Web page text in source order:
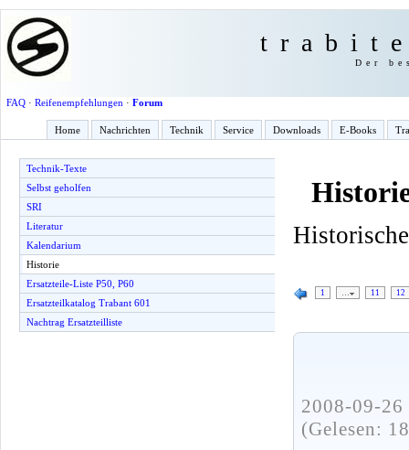
Der
FAQ· Reifenempfehlungen · Forum
Home Nachrichten Technik Service Downloads E-Books
Technik-Texte
Selbst geholfen
SRI
Literatur
Kalendarium
Historie
Ersatzteile-Liste P50, P60
Ersatzteilkatalog Trabant 601
Nachtrag Ersatzteilliste
1 11 12
2008-09-
(Gelesen: